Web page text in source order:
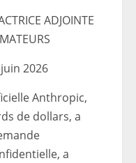
ADJOINTE
2026
Anthropic,
de dollars, a
a